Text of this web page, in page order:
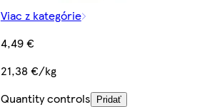
Viac z kategórie
4,49 €
21,38 €/kg
Quantity controls
Pridať